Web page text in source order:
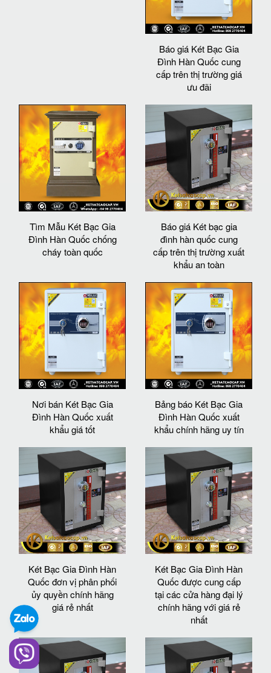
Báo giá Két Bạc Gia
Đình Hàn Quốc cung
cấp trên thị trường giá
ưu đãi
Tìm Mẫu Két Bạc Gia
Đình Hàn Quốc chống
cháy toàn quốc
Báo giá Két bạc gia
đình hàn quốc cung
cấp trên thị trường xuất
khẩu an toàn
Nơi bán Két Bạc Gia
Đình Hàn Quốc xuất
khẩu giá tốt
Bảng báo Két Bạc Gia
Đình Hàn Quốc xuất
khẩu chính hãng uy tín
Két Bạc Gia Đình Hàn
Quốc đơn vị phân phối
ủy quyền chính hãng
giá rẻ nhất
Két Bạc Gia Đình Hàn
Quốc được cung cấp
tại các cửa hàng đại lý
chính hãng với giá rẻ
nhất